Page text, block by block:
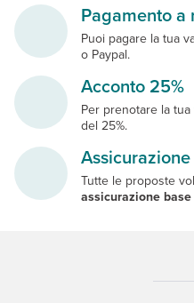
Pagamento a
Puoi pagare la tua
o Paypal.
Acconto 25%
Per prenotare la
del 25%.
Tutte le proposte
assicurazione